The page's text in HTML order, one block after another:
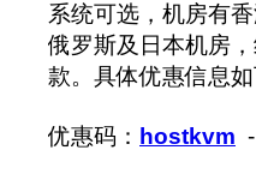
系统可选，机房有
俄罗斯及日本机房
款。‍具体优惠信息如
优惠码： hostkvm